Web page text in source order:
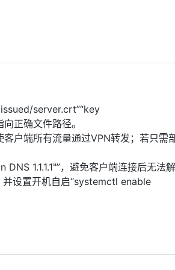
server.crt”“key
正确文件路径。
户端所有流量通过VPN转发；若只需
1.1.1.1"”，避免客户端连接后无法
设置开机自启“systemctl enable